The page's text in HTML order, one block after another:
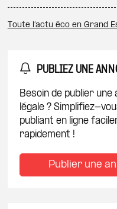
Toute l’actu éco en Grand
PUBLIEZ UNE
Besoin de publier une
légale ? Simplifiez-
publiant en ligne
rapidement !
Publier une